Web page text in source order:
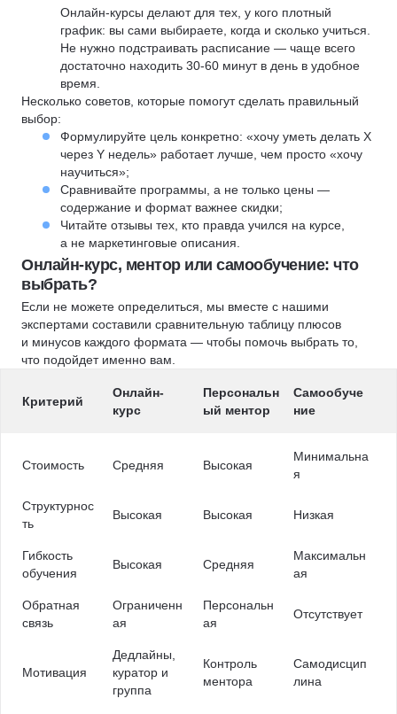
Онлайн-курсы делают для тех, у кого плотный
график: вы сами выбираете, когда и сколько учиться.
Не нужно подстраивать расписание — чаще всего
достаточно находить 30-60 минут в день в удобное
время.
Несколько советов, которые помогут сделать правильный
выбор:
Формулируйте цель конкретно: «хочу уметь делать X
через Y недель» работает лучше, чем просто «хочу
научиться»;
Сравнивайте программы, а не только цены —
содержание и формат важнее скидки;
Читайте отзывы тех, кто правда учился на курсе,
а не маркетинговые описания.
Онлайн-курс, ментор или самообучение: что
выбрать?
Если не можете определиться, мы вместе с нашими
экспертами составили сравнительную таблицу плюсов
и минусов каждого формата — чтобы помочь выбрать то,
что подойдет именно вам.
Критерий
Онлайн-
курс
Персональн
ый ментор
Самообуче
ние
Стоимость Средняя Высокая
Минимальна
я
Структурнос
ть
Высокая Высокая Низкая
Гибкость
обучения
Высокая Средняя
Максимальн
ая
Обратная
связь
Ограниченн
ая
Персональн
ая
Отсутствует
Мотивация
Дедлайны,
куратор и
группа
Контроль
ментора
Самодисцип
лина